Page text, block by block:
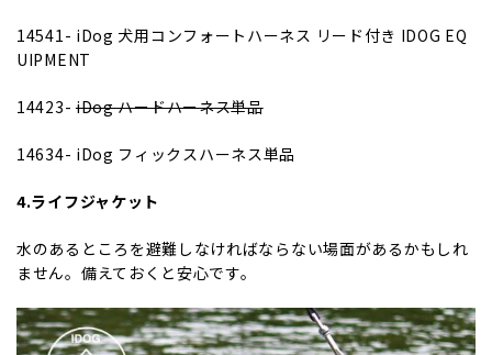
14541- iDog 犬用コンフォートハーネス リード付き IDOG EQ
UIPMENT
14423- iDog ハードハーネス単品
14634- iDog フィックスハーネス単品
4.ライフジャケット
水のあるところを避難しなければならない場面があるかもしれ
ません。備えておくと安心です。